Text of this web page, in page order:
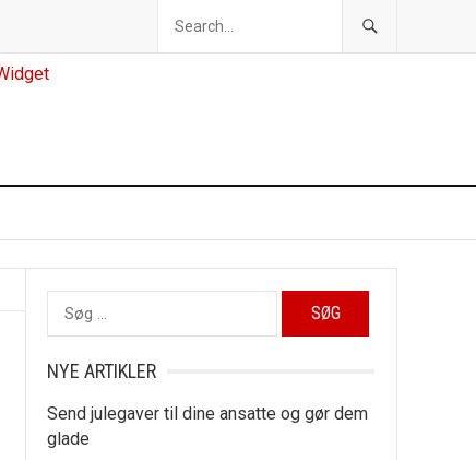
Søg
efter:
NYE ARTIKLER
Send julegaver til dine ansatte og gør dem
glade